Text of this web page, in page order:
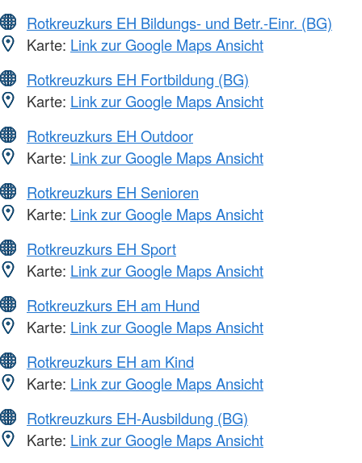
Rotkreuzkurs EH Bildungs- und Betr.-Einr. (BG)
Karte: Link zur Google Maps Ansicht
Rotkreuzkurs EH Fortbildung (BG)
Karte: Link zur Google Maps Ansicht
Rotkreuzkurs EH Outdoor
Karte: Link zur Google Maps Ansicht
Rotkreuzkurs EH Senioren
Karte: Link zur Google Maps Ansicht
Rotkreuzkurs EH Sport
Karte: Link zur Google Maps Ansicht
Rotkreuzkurs EH am Hund
Karte: Link zur Google Maps Ansicht
Rotkreuzkurs EH am Kind
Karte: Link zur Google Maps Ansicht
Rotkreuzkurs EH-Ausbildung (BG)
Karte: Link zur Google Maps Ansicht